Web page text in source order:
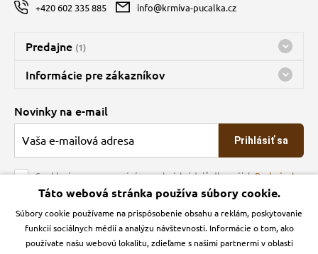
+420 602 335 885 info@krmiva-pucalka.cz
Predajne (1)
Predajňa a sklad Kbely
Bohužiaľ, momentálne máme zatvorené
Informácie pre zákazníkov
O spoločnosti
Veľkoobchod
Obchodné podmienky
Kontakt
Podmienky ochrany osobných údajov
Zásady používanie cookies a Google Analytics
Novinky na e-mail
Prihlásiť sa
Souhlasím se zpracováním osobních údajů dle našichPodmínek
ochrany osobních údajů
Krmiva Pučálka na sociálnych sieťach
Instagran Facebook
Táto webová stránka používa súbory cookie.
Súbory cookie používame na prispôsobenie obsahu a reklám, poskytovanie
funkcií sociálnych médií a analýzu návštevnosti. Informácie o tom, ako
používate našu webovú lokalitu, zdieľame s našimi partnermi v oblasti